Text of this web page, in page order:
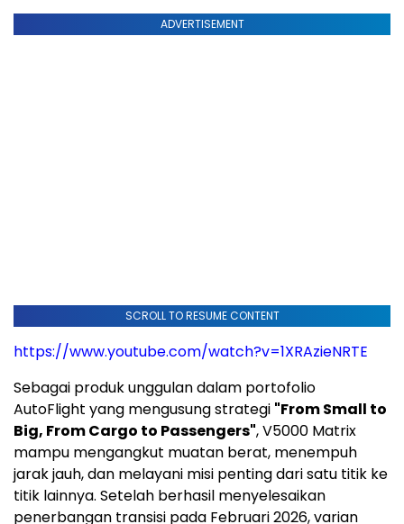
ADVERTISEMENT
SCROLL TO RESUME CONTENT
https://www.youtube.com/watch?v=1XRAzieNRTE
Sebagai produk unggulan dalam portofolio
AutoFlight yang mengusung strategi "From Small to
Big, From Cargo to Passengers", V5000 Matrix
mampu mengangkut muatan berat, menempuh
jarak jauh, dan melayani misi penting dari satu titik ke
titik lainnya. Setelah berhasil menyelesaikan
penerbangan transisi pada Februari 2026, varian